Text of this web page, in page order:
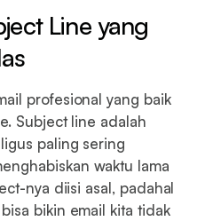
Line yang
profesional yang baik
Subject line adalah
paling sering
waktu lama
nya diisi asal, padahal
bikin email kita tidak